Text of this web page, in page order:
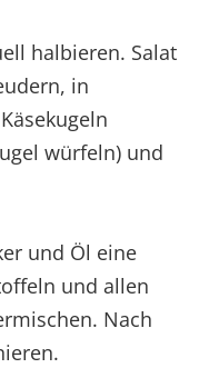
halbieren. Salat
in
würfeln) und
und Öl eine
und allen
Nach